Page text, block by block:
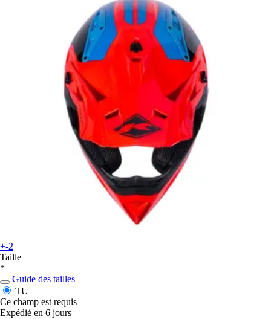
+-2
Taille
*
Guide des tailles
TU
Ce champ est requis
Expédié en 6 jours